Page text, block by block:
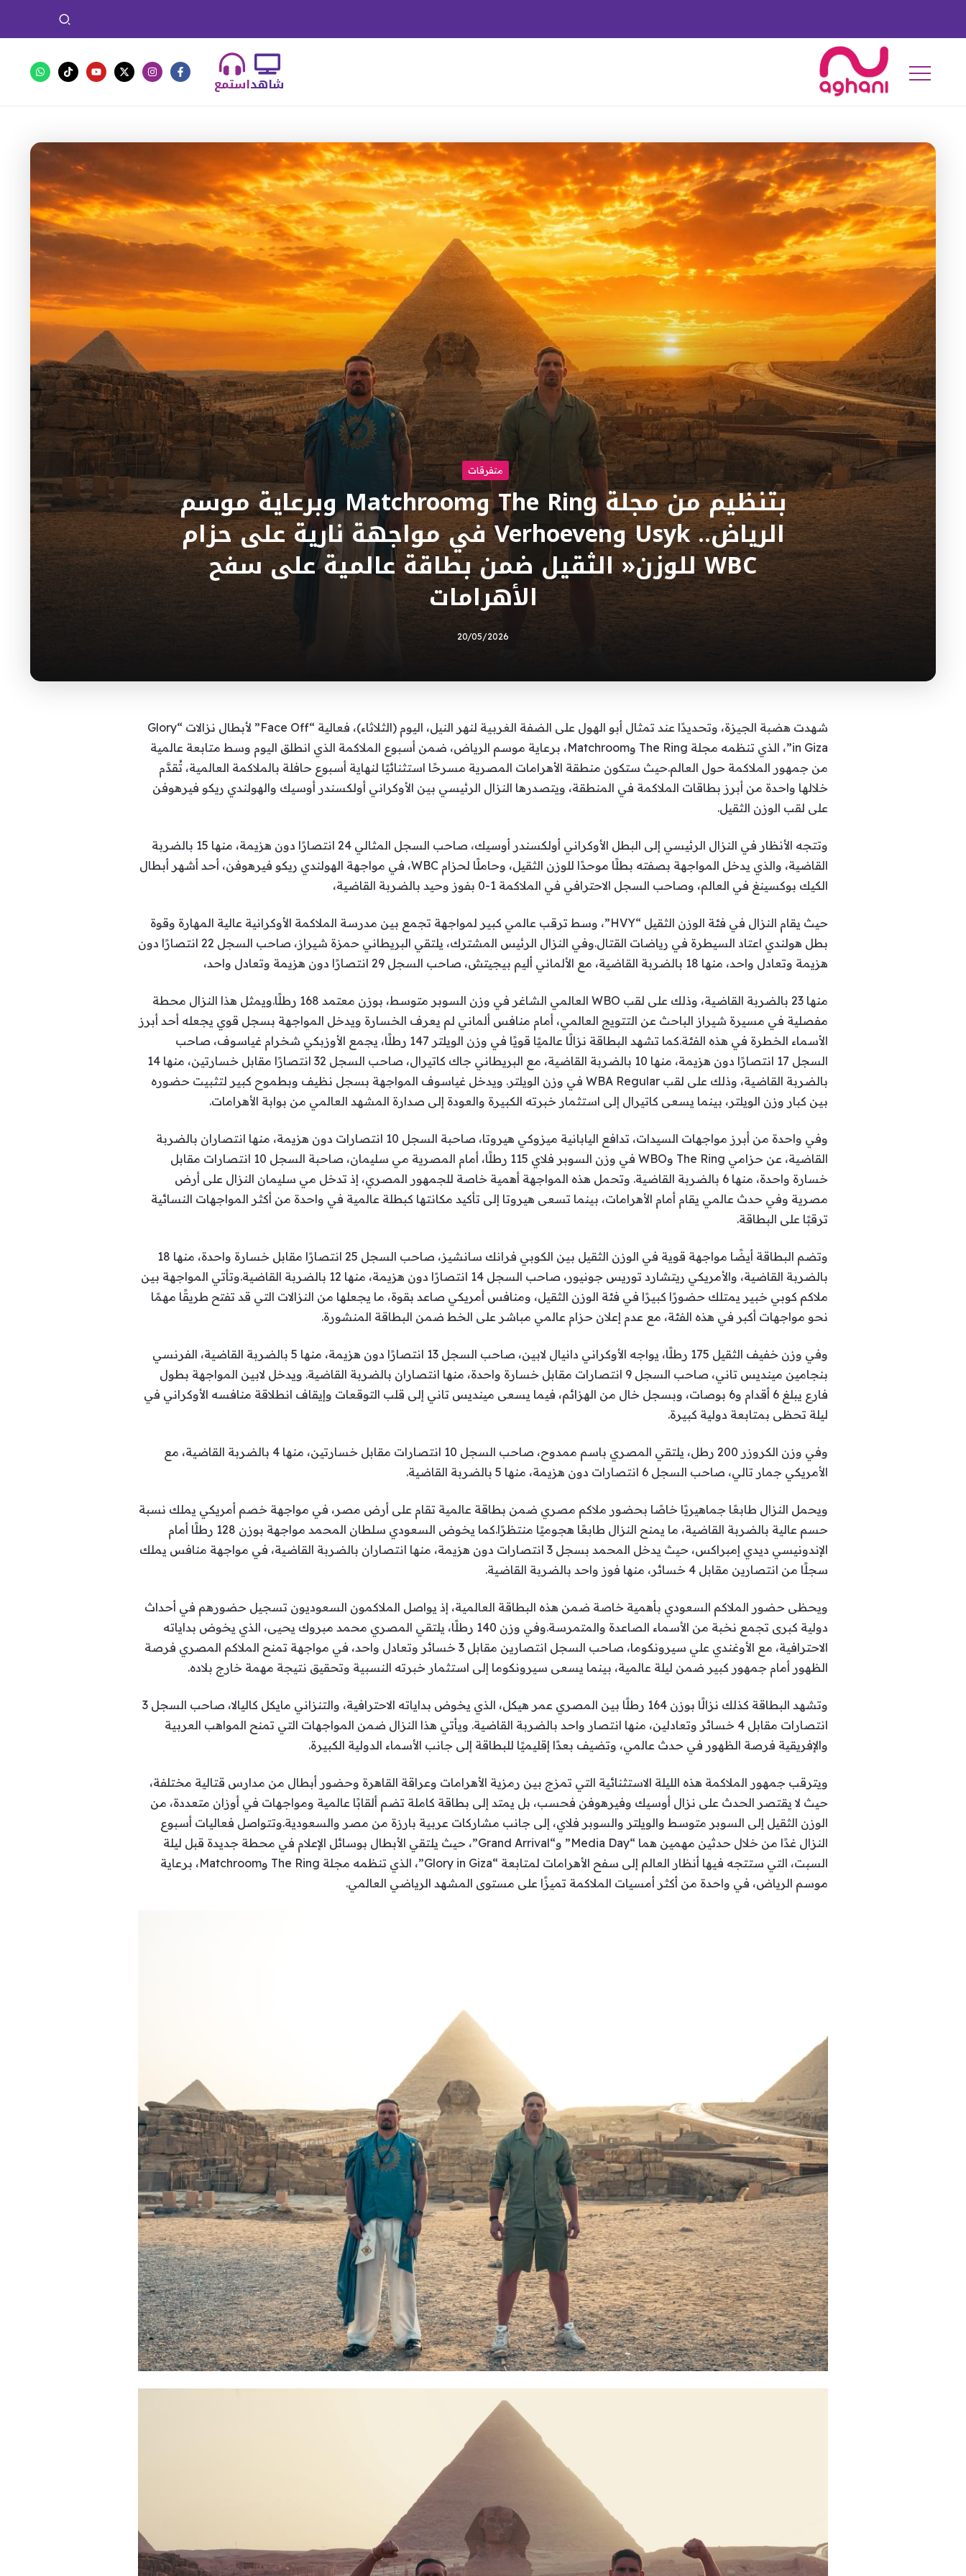
استمعشاهد
متفرقات
بتنظيم من مجلة The Ring وMatchroom وبرعاية موسم
الرياض.. Usyk وVerhoeven في مواجهة نارية على حزام
WBC للوزن« الثقيل ضمن بطاقة عالمية على سفح
الأهرامات
20/05/2026
شهدت هضبة الجيزة، وتحديدًا عند تمثال أبو الهول على الضفة الغربية لنهر النيل، اليوم (الثلاثاء)، فعالية “Face Off” لأبطال نزالات “Glory
in Giza”، الذي تنظمه مجلة The Ring وMatchroom، برعاية موسم الرياض، ضمن أسبوع الملاكمة الذي انطلق اليوم وسط متابعة عالمية
من جمهور الملاكمة حول العالم.حيث ستكون منطقة الأهرامات المصرية مسرحًا استثنائيًا لنهاية أسبوع حافلة بالملاكمة العالمية، تُقدَّم
خلالها واحدة من أبرز بطاقات الملاكمة في المنطقة، ويتصدرها النزال الرئيسي بين الأوكراني أولكسندر أوسيك والهولندي ريكو فيرهوفن
على لقب الوزن الثقيل.
وتتجه الأنظار في النزال الرئيسي إلى البطل الأوكراني أولكسندر أوسيك، صاحب السجل المثالي 24 انتصارًا دون هزيمة، منها 15 بالضربة
القاضية، والذي يدخل المواجهة بصفته بطلًا موحدًا للوزن الثقيل، وحاملًا لحزام WBC، في مواجهة الهولندي ريكو فيرهوفن، أحد أشهر أبطال
الكيك بوكسينغ في العالم، وصاحب السجل الاحترافي في الملاكمة 1-0 بفوز وحيد بالضربة القاضية،
حيث يقام النزال في فئة الوزن الثقيل “HVY”، وسط ترقب عالمي كبير لمواجهة تجمع بين مدرسة الملاكمة الأوكرانية عالية المهارة وقوة
بطل هولندي اعتاد السيطرة في رياضات القتال.وفي النزال الرئيس المشترك، يلتقي البريطاني حمزة شيراز، صاحب السجل 22 انتصارًا دون
هزيمة وتعادل واحد، منها 18 بالضربة القاضية، مع الألماني أليم بيجيتش، صاحب السجل 29 انتصارًا دون هزيمة وتعادل واحد،
منها 23 بالضربة القاضية، وذلك على لقب WBO العالمي الشاغر في وزن السوبر متوسط، بوزن معتمد 168 رطلًا.ويمثل هذا النزال محطة
مفصلية في مسيرة شيراز الباحث عن التتويج العالمي، أمام منافس ألماني لم يعرف الخسارة ويدخل المواجهة بسجل قوي يجعله أحد أبرز
الأسماء الخطرة في هذه الفئة.كما تشهد البطاقة نزالًا عالميًا قويًا في وزن الويلتر 147 رطلًا، يجمع الأوزبكي شخرام غياسوف، صاحب
السجل 17 انتصارًا دون هزيمة، منها 10 بالضربة القاضية، مع البريطاني جاك كاتيرال، صاحب السجل 32 انتصارًا مقابل خسارتين، منها 14
بالضربة القاضية، وذلك على لقب WBA Regular في وزن الويلتر. ويدخل غياسوف المواجهة بسجل نظيف وبطموح كبير لتثبيت حضوره
بين كبار وزن الويلتر، بينما يسعى كاتيرال إلى استثمار خبرته الكبيرة والعودة إلى صدارة المشهد العالمي من بوابة الأهرامات.
وفي واحدة من أبرز مواجهات السيدات، تدافع اليابانية ميزوكي هيروتا، صاحبة السجل 10 انتصارات دون هزيمة، منها انتصاران بالضربة
القاضية، عن حزامي The Ring وWBO في وزن السوبر فلاي 115 رطلًا، أمام المصرية مي سليمان، صاحبة السجل 10 انتصارات مقابل
خسارة واحدة، منها 6 بالضربة القاضية. وتحمل هذه المواجهة أهمية خاصة للجمهور المصري، إذ تدخل مي سليمان النزال على أرض
مصرية وفي حدث عالمي يقام أمام الأهرامات، بينما تسعى هيروتا إلى تأكيد مكانتها كبطلة عالمية في واحدة من أكثر المواجهات النسائية
ترقبًا على البطاقة.
وتضم البطاقة أيضًا مواجهة قوية في الوزن الثقيل بين الكوبي فرانك سانشيز، صاحب السجل 25 انتصارًا مقابل خسارة واحدة، منها 18
بالضربة القاضية، والأمريكي ريتشارد توريس جونيور، صاحب السجل 14 انتصارًا دون هزيمة، منها 12 بالضربة القاضية.وتأتي المواجهة بين
ملاكم كوبي خبير يمتلك حضورًا كبيرًا في فئة الوزن الثقيل، ومنافس أمريكي صاعد بقوة، ما يجعلها من النزالات التي قد تفتح طريقًا مهمًا
نحو مواجهات أكبر في هذه الفئة، مع عدم إعلان حزام عالمي مباشر على الخط ضمن البطاقة المنشورة.
وفي وزن خفيف الثقيل 175 رطلًا، يواجه الأوكراني دانيال لابين، صاحب السجل 13 انتصارًا دون هزيمة، منها 5 بالضربة القاضية، الفرنسي
بنجامين مينديس تاني، صاحب السجل 9 انتصارات مقابل خسارة واحدة، منها انتصاران بالضربة القاضية. ويدخل لابين المواجهة بطول
فارع يبلغ 6 أقدام و6 بوصات، وبسجل خال من الهزائم، فيما يسعى مينديس تاني إلى قلب التوقعات وإيقاف انطلاقة منافسه الأوكراني في
ليلة تحظى بمتابعة دولية كبيرة.
وفي وزن الكروزر 200 رطل، يلتقي المصري باسم ممدوح، صاحب السجل 10 انتصارات مقابل خسارتين، منها 4 بالضربة القاضية، مع
الأمريكي جمار تالي، صاحب السجل 6 انتصارات دون هزيمة، منها 5 بالضربة القاضية.
ويحمل النزال طابعًا جماهيريًا خاصًا بحضور ملاكم مصري ضمن بطاقة عالمية تقام على أرض مصر، في مواجهة خصم أمريكي يملك نسبة
حسم عالية بالضربة القاضية، ما يمنح النزال طابعًا هجوميًا منتظرًا.كما يخوض السعودي سلطان المحمد مواجهة بوزن 128 رطلًا أمام
الإندونيسي ديدي إمبراكس، حيث يدخل المحمد بسجل 3 انتصارات دون هزيمة، منها انتصاران بالضربة القاضية، في مواجهة منافس يملك
سجلًا من انتصارين مقابل 4 خسائر، منها فوز واحد بالضربة القاضية.
ويحظى حضور الملاكم السعودي بأهمية خاصة ضمن هذه البطاقة العالمية، إذ يواصل الملاكمون السعوديون تسجيل حضورهم في أحداث
دولية كبرى تجمع نخبة من الأسماء الصاعدة والمتمرسة.وفي وزن 140 رطلًا، يلتقي المصري محمد مبروك يحيى، الذي يخوض بداياته
الاحترافية، مع الأوغندي علي سيرونكوما، صاحب السجل انتصارين مقابل 3 خسائر وتعادل واحد، في مواجهة تمنح الملاكم المصري فرصة
الظهور أمام جمهور كبير ضمن ليلة عالمية، بينما يسعى سيرونكوما إلى استثمار خبرته النسبية وتحقيق نتيجة مهمة خارج بلاده.
وتشهد البطاقة كذلك نزالًا بوزن 164 رطلًا بين المصري عمر هيكل، الذي يخوض بداياته الاحترافية، والتنزاني مايكل كاليالا، صاحب السجل 3
انتصارات مقابل 4 خسائر وتعادلين، منها انتصار واحد بالضربة القاضية. ويأتي هذا النزال ضمن المواجهات التي تمنح المواهب العربية
والإفريقية فرصة الظهور في حدث عالمي، وتضيف بعدًا إقليميًا للبطاقة إلى جانب الأسماء الدولية الكبيرة.
ويترقب جمهور الملاكمة هذه الليلة الاستثنائية التي تمزج بين رمزية الأهرامات وعراقة القاهرة وحضور أبطال من مدارس قتالية مختلفة،
حيث لا يقتصر الحدث على نزال أوسيك وفيرهوفن فحسب، بل يمتد إلى بطاقة كاملة تضم ألقابًا عالمية ومواجهات في أوزان متعددة، من
الوزن الثقيل إلى السوبر متوسط والويلتر والسوبر فلاي، إلى جانب مشاركات عربية بارزة من مصر والسعودية.وتتواصل فعاليات أسبوع
النزال غدًا من خلال حدثين مهمين هما “Media Day” و“Grand Arrival”، حيث يلتقي الأبطال بوسائل الإعلام في محطة جديدة قبل ليلة
السبت، التي ستتجه فيها أنظار العالم إلى سفح الأهرامات لمتابعة “Glory in Giza”، الذي تنظمه مجلة The Ring وMatchroom، برعاية
موسم الرياض، في واحدة من أكثر أمسيات الملاكمة تميزًا على مستوى المشهد الرياضي العالمي.